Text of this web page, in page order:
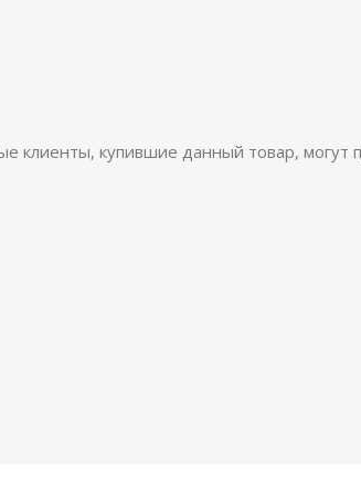
клиенты, купившие данный товар, могут